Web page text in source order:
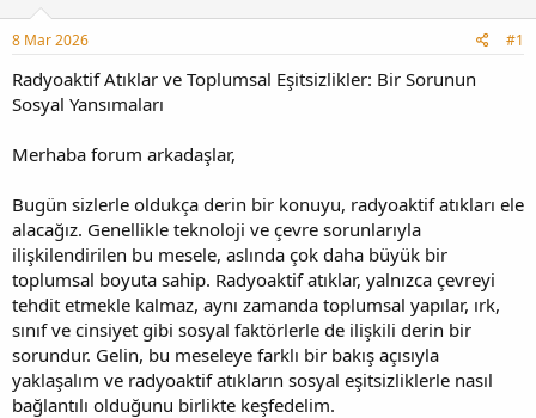
b
a
ş
a
a
g
ı
ç
t
a
i
i
8 Mar 2026 #1
Radyoaktif Atıklar ve Toplumsal Eşitsizlikler: Bir Sorunun
Sosyal Yansımaları
Merhaba forum arkadaşlar,
Bugün sizlerle oldukça derin bir konuyu, radyoaktif atıkları ele
alacağız. Genellikle teknoloji ve çevre sorunlarıyla
ilişkilendirilen bu mesele, aslında çok daha büyük bir
toplumsal boyuta sahip. Radyoaktif atıklar, yalnızca çevreyi
tehdit etmekle kalmaz, aynı zamanda toplumsal yapılar, ırk,
sınıf ve cinsiyet gibi sosyal faktörlerle de ilişkili derin bir
sorundur. Gelin, bu meseleye farklı bir bakış açısıyla
yaklaşalım ve radyoaktif atıkların sosyal eşitsizliklerle nasıl
bağlantılı olduğunu birlikte keşfedelim.